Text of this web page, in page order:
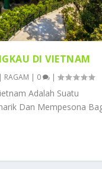
DI VIETNAM
| RAGAM | 0 |
Adalah Suatu
Dan Mempesona